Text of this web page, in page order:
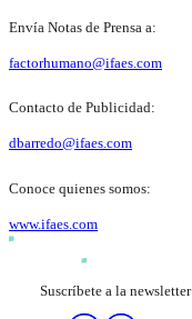
Envía Notas de Prensa a:
factorhumano@ifaes.com
Contacto de Publicidad:
dbarredo@ifaes.com
Conoce quienes somos:
www.ifaes.com
Suscríbete a la newsletter